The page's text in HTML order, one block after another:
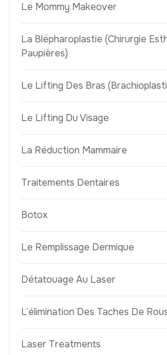
Le Mommy Makeover
La Blépharoplastie (Chirurgie
Paupières)
Le Lifting Des Bras
Le Lifting Du Visage
La Réduction Mammaire
Traitements Dentaires
Botox
Le Remplissage Dermique
Détatouage Au Laser
L’élimination Des Taches De
Laser Treatments